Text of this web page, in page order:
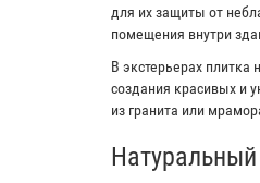
для их защиты от
помещения внутри
В экстерьерах плитка
создания красивых и
из гранита или